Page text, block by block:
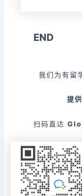
END
我们为有留
提
扫码直达